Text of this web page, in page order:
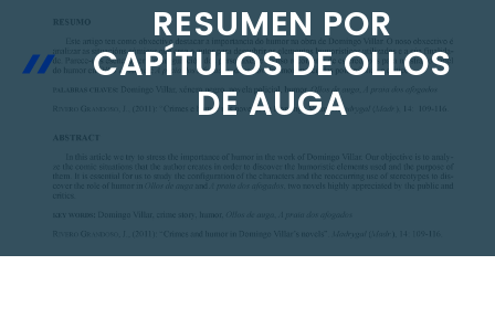
RESUMEN POR
CAPÍTULOS DE OLLOS
DE AUGA